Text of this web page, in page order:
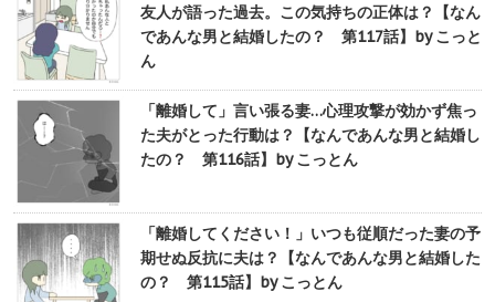
友人が語った過去。この気持ちの正体は？【なん
であんな男と結婚したの？ 第117話】by こっと
ん
「離婚して」言い張る妻…心理攻撃が効かず焦っ
た夫がとった行動は？【なんであんな男と結婚し
たの？ 第116話】by こっとん
「離婚してください！」いつも従順だった妻の予
期せぬ反抗に夫は？【なんであんな男と結婚した
の？ 第115話】by こっとん